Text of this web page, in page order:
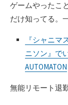
ゲームやったこ
だけ知ってる。
『シャニマ
ニソン』で
AUTOMATON
無能リモート退